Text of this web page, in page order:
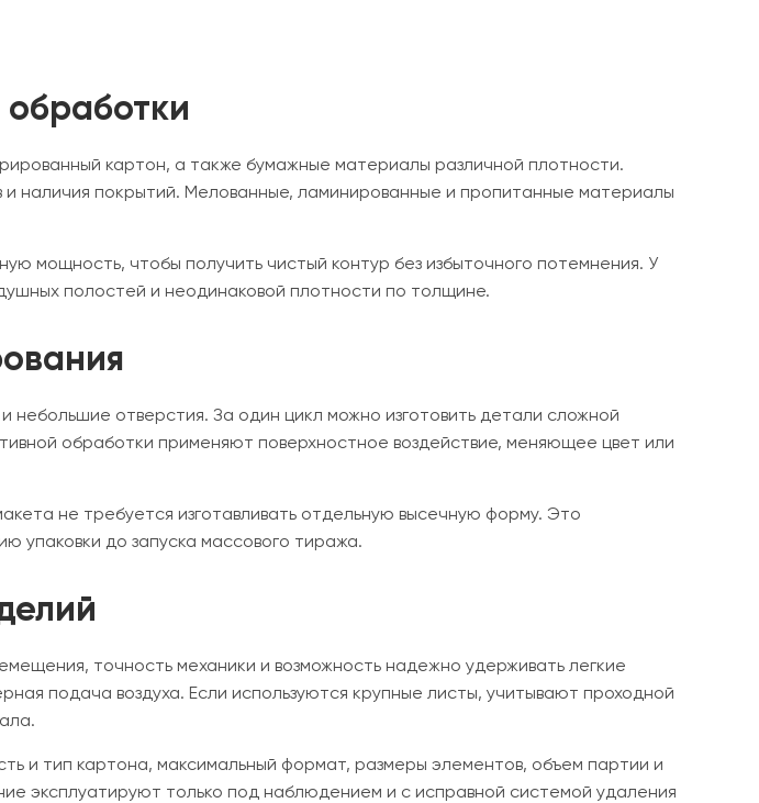
картон, а также бумажные материалы различной плотности.
и наличия покрытий. Мелованные, ламинированные и пропитанные материалы
мощность, чтобы получить чистый контур без избыточного потемнения. У
полостей и неодинаковой плотности по толщине.
отверстия. За один цикл можно изготовить детали сложной
обработки применяют поверхностное воздействие, меняющее цвет или
не требуется изготавливать отдельную высечную форму. Это
упаковки до запуска массового тиража.
точность механики и возможность надежно удерживать легкие
подача воздуха. Если используются крупные листы, учитывают проходной
и тип картона, максимальный формат, размеры элементов, объем партии и
эксплуатируют только под наблюдением и с исправной системой удаления